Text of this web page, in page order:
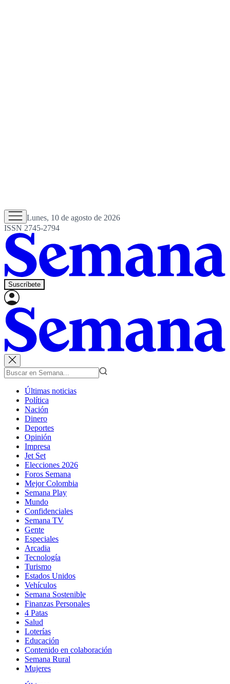
Lunes, 10 de agosto de 2026
ISSN 2745-2794
Suscríbete
Últimas noticias
Política
Nación
Dinero
Deportes
Opinión
Impresa
Jet Set
Elecciones 2026
Foros Semana
Mejor Colombia
Semana Play
Mundo
Confidenciales
Semana TV
Gente
Especiales
Arcadia
Tecnología
Turismo
Estados Unidos
Vehículos
Semana Sostenible
Finanzas Personales
4 Patas
Salud
Loterías
Educación
Contenido en colaboración
Semana Rural
Mujeres